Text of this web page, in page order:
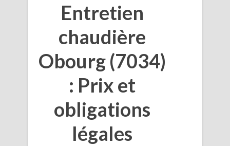
Entretien
chaudière
Obourg (7034)
: Prix et
obligations
légales